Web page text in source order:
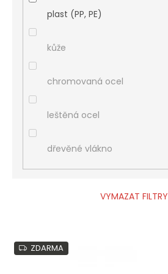
plast (PP, PE)
kůže
chromovaná ocel
leštěná ocel
dřevěné vlákno
VYMAZAT FILTRY
V
ý ZDARMA